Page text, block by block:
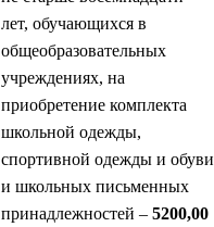
лет, обучающихся в
общеобразовательных
учреждениях, на
приобретение комплекта
школьной одежды,
спортивной одежды и обуви
и школьных письменных
принадлежностей – 5200,00